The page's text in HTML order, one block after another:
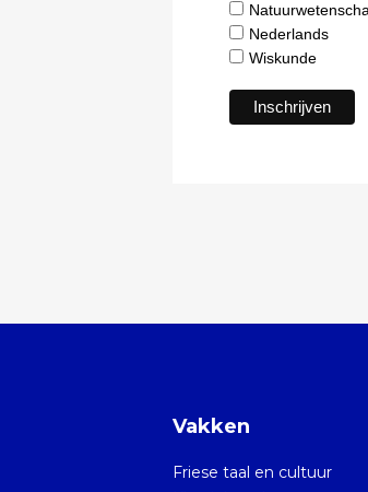
Nederlands
Wiskunde
Vakken
Friese taal en cultuur